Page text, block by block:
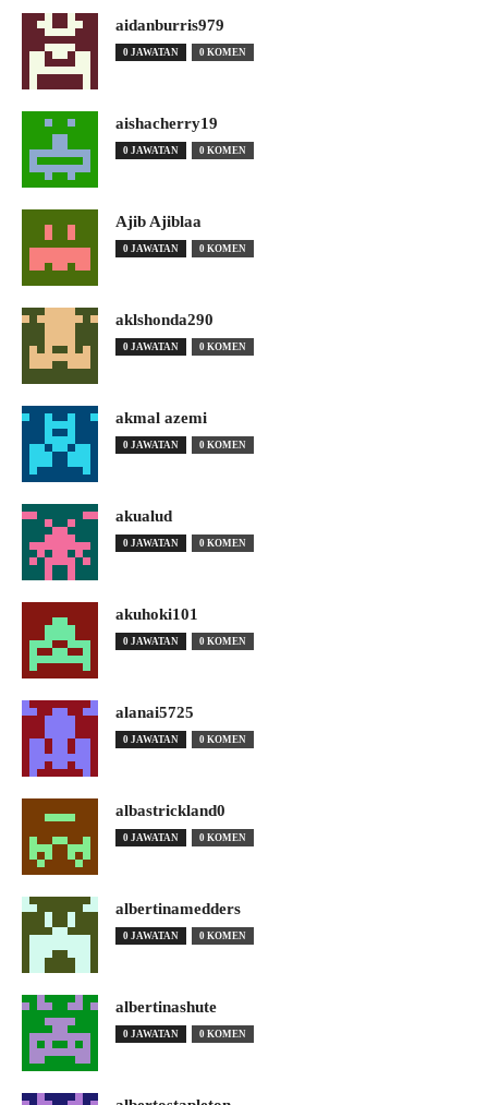
aidanburris979
0 JAWATAN 0 KOMEN
aishacherry19
0 JAWATAN 0 KOMEN
Ajib Ajiblaa
0 JAWATAN 0 KOMEN
aklshonda290
0 JAWATAN 0 KOMEN
akmal azemi
0 JAWATAN 0 KOMEN
akualud
0 JAWATAN 0 KOMEN
akuhoki101
0 JAWATAN 0 KOMEN
alanai5725
0 JAWATAN 0 KOMEN
albastrickland0
0 JAWATAN 0 KOMEN
albertinamedders
0 JAWATAN 0 KOMEN
albertinashute
0 JAWATAN 0 KOMEN